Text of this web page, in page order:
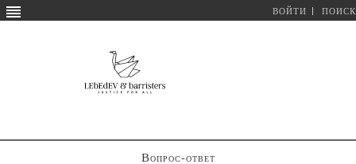
ВОЙТИ ПОИСК
Вопрос-ответ